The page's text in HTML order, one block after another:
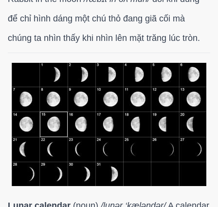
để chỉ hình dáng một chú thỏ đang giã cối mà
chúng ta nhìn thấy khi nhìn lên mặt trăng lúc tròn.